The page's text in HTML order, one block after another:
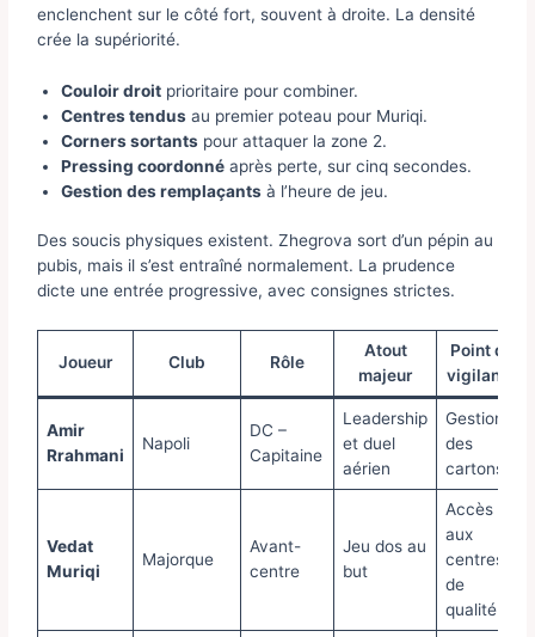
enclenchent sur le côté fort, souvent à droite. La densité
crée la supériorité.
Couloir droit prioritaire pour combiner.
Centres tendus au premier poteau pour Muriqi.
Corners sortants pour attaquer la zone 2.
Pressing coordonné après perte, sur cinq secondes.
Gestion des remplaçants à l’heure de jeu.
Des soucis physiques existent. Zhegrova sort d’un pépin au
pubis, mais il s’est entraîné normalement. La prudence
dicte une entrée progressive, avec consignes strictes.
Joueur Club Rôle
Atout
majeur
Point de
vigilance
Amir
Rrahmani
Napoli
DC –
Capitaine
Leadership
et duel
aérien
Gestion
des
cartons
Vedat
Muriqi
Majorque
Avant-
centre
Jeu dos au
but
Accès
aux
centres
de
qualité